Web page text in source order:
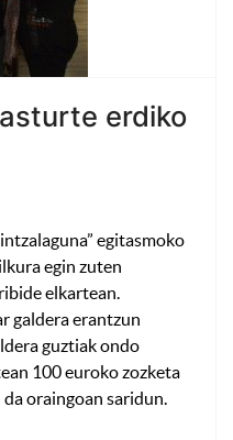
erdiko
egitasmoko
egin zuten
elkartean.
galdera erantzun
guztiak ondo
100 euroko zozketa
oraingoan saridun.